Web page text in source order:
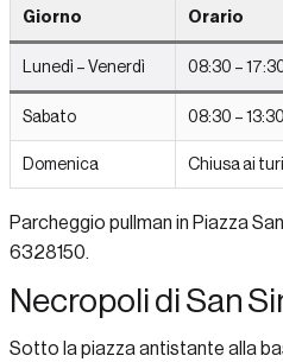
Giorno Orario
Lunedì – Venerdì 08:30 –
Sabato 08:30 – 13:30
Domenica Chiusa ai
Parcheggio pullman in Piazza
6328150.
Necropoli di San
Sotto la piazza antistante alla